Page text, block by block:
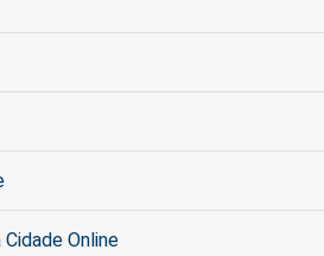
Online